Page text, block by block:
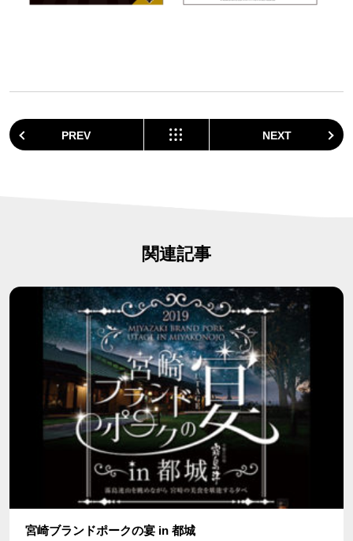
PREV NEXT
関連記事
宮崎ブランドポークの宴 in 都城